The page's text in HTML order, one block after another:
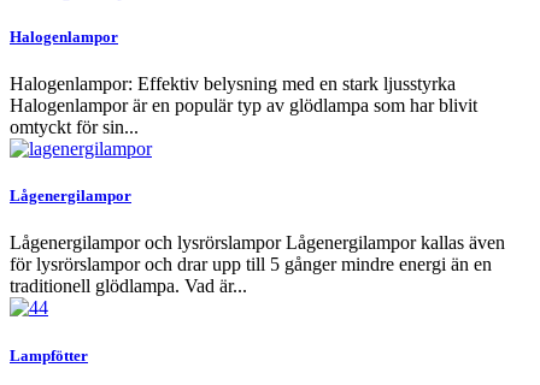
Halogenlampor
Halogenlampor: Effektiv belysning med en stark ljusstyrka
Halogenlampor är en populär typ av glödlampa som har blivit
omtyckt för sin...
Lågenergilampor
Lågenergilampor och lysrörslampor Lågenergilampor kallas även
för lysrörslampor och drar upp till 5 gånger mindre energi än en
traditionell glödlampa. Vad är...
Lampfötter